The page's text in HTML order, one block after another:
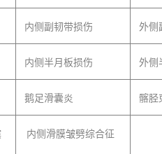
内侧副韧带损伤 外侧
内侧半月板损伤 外侧
鹅足滑囊炎 髂胫
内侧滑膜皱劈综合征